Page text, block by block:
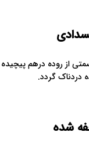
از روده درهم
دردناک گردد.
شده